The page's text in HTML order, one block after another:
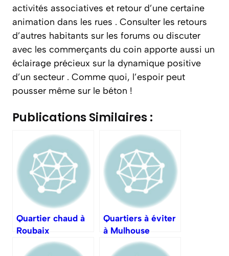
activités associatives et retour d’une certaine
animation dans les rues . Consulter les retours
d’autres habitants sur les forums ou discuter
avec les commerçants du coin apporte aussi un
éclairage précieux sur la dynamique positive
d’un secteur . Comme quoi, l’espoir peut
pousser même sur le béton !
Publications Similaires :
Quartier chaud à
Roubaix
Quartiers à éviter
à Mulhouse